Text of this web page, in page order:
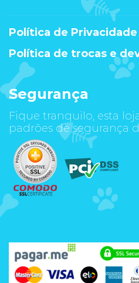
Política de Privacidade
Política de trocas e
Segurança
Fique tranquilo, esta
padrões de segurança